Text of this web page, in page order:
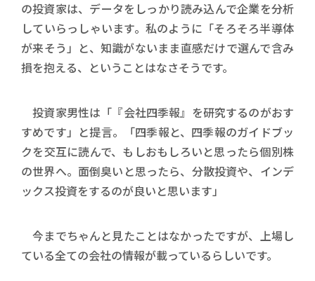
の投資家は、データをしっかり読み込んで企業を分析
していらっしゃいます。私のように「そろそろ半導体
が来そう」と、知識がないまま直感だけで選んで含み
損を抱える、ということはなさそうです。
投資家男性は「『会社四季報』を研究するのがおす
すめです」と提言。「四季報と、四季報のガイドブッ
クを交互に読んで、もしおもしろいと思ったら個別株
の世界へ。面倒臭いと思ったら、分散投資や、インデ
ックス投資をするのが良いと思います」
今までちゃんと見たことはなかったですが、上場し
ている全ての会社の情報が載っているらしいです。